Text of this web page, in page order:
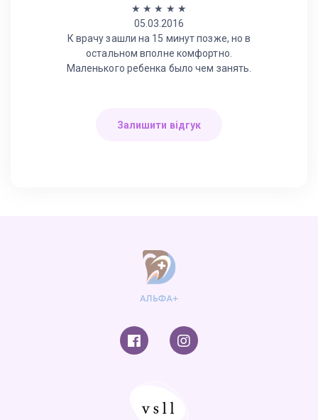
★ ★ ★ ★ ★
05.03.2016
К врачу зашли на 15 минут позже, но в
остальном вполне комфортно.
Маленького ребенка было чем занять.
Залишити відгук